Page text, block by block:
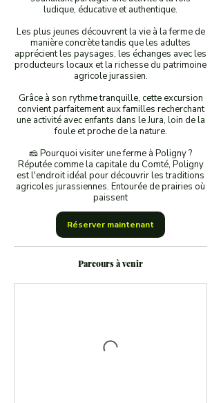
ludique, éducative et authentique.
Les plus jeunes découvrent la vie à la ferme de
manière concrète tandis que les adultes
apprécient les paysages, les échanges avec les
producteurs locaux et la richesse du patrimoine
agricole jurassien.
Grâce à son rythme tranquille, cette excursion
convient parfaitement aux familles recherchant
une activité avec enfants dans le Jura, loin de la
foule et proche de la nature.
🧀 Pourquoi visiter une ferme à Poligny ?
Réputée comme la capitale du Comté, Poligny
est l'endroit idéal pour découvrir les traditions
agricoles jurassiennes. Entourée de prairies où
paissent
Réserver maintenant
Parcours à venir